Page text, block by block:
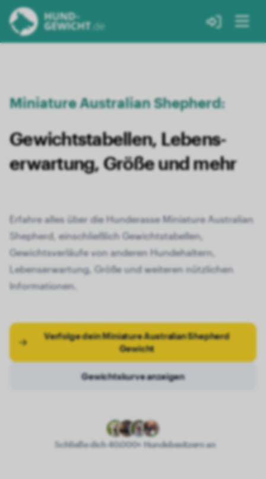
Miniature Australian Shepherd:
Gewichts­tabellen, Lebens­
erwartung, Größe und mehr
Erfahre alles über die Hunderasse Miniature Australian
Shepherd, einschließlich Gewichtstabellen,
Gewichtsverläufe von anderen Hundehaltern,
Lebenserwartung, Größe und weiteren nützlichen
Informationen.
Verfolge dein Miniature Australian Shepherd
Gewicht
Gewichtskurve anzeigen
Schließe dich 40.000+ Hundebesitzern an